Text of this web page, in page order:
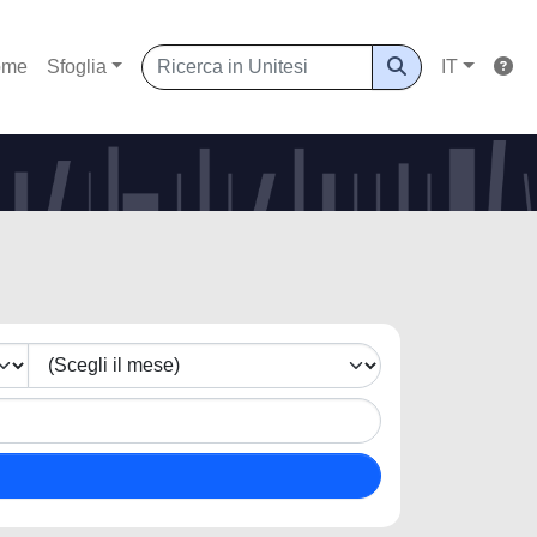
Sfoglia IT